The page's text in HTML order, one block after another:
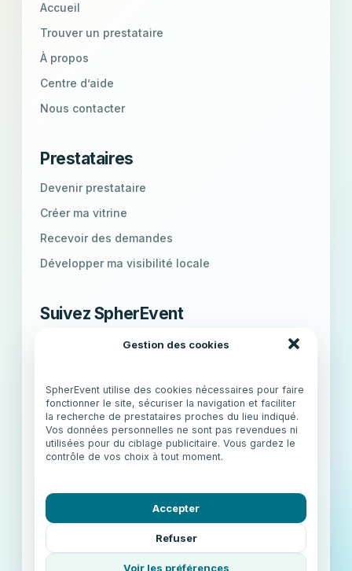
Gestion des cookies
SpherEvent utilise des cookies nécessaires pour faire
fonctionner le site, sécuriser la navigation et faciliter
la recherche de prestataires proches du lieu indiqué.
Vos données personnelles ne sont pas revendues ni
utilisées pour du ciblage publicitaire. Vous gardez le
contrôle de vos choix à tout moment.
Accepter
Refuser
Voir les préférences
Accueil
Trouver un prestataire
À propos
Centre d’aide
Nous contacter
Prestataires
Devenir prestataire
Créer ma vitrine
Recevoir des demandes
Développer ma visibilité locale
Suivez SpherEvent
Retrouvez l’univers SpherEvent, les nouveautés
IG Instagram f Facebook
X X (Twitter)
© 2026 SpherEvent · Tous droits réservés.
Mentions légales
Conditions générales
Confidentialité